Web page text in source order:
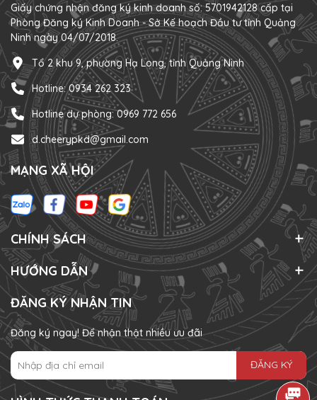
Giấy chứng nhận đăng ký kinh doanh số: 5701942128 cấp tại
Phòng Đăng ký Kinh Doanh - Sở Kế hoạch Đầu tư tỉnh Quảng
Ninh ngày 04/07/2018.
Tổ 2 khu 9, phường Hạ Long, tỉnh Quảng Ninh
Hotline: 0934 262 323
Hotline dự phòng: 0969 772 656
d.cheerypkd@gmail.com
MẠNG XÃ HỘI
CHÍNH SÁCH
HƯỚNG DẪN
ĐĂNG KÝ NHẬN TIN
Đăng ký ngay! Để nhận thật nhiều ưu đãi
ĐĂNG KÝ